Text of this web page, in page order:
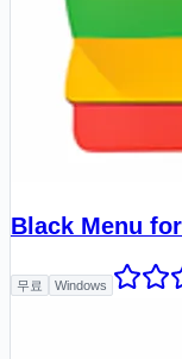
Black Menu
무료 Windows